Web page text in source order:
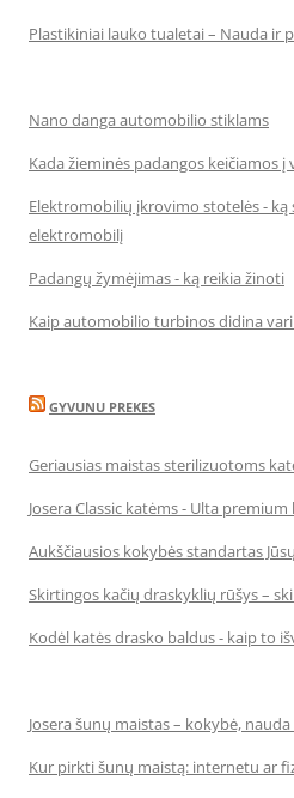
Plastikiniai lauko tualetai – Nauda ir
Nano danga automobilio stiklams
Kada žieminės padangos keičiamos į
Elektromobilių įkrovimo stotelės -
elektromobilį
Padangų žymėjimas - ką reikia žinoti
Kaip automobilio turbinos didina
GYVUNU PREKES
Geriausias maistas sterilizuotoms
Josera Classic katėms - Ulta
Aukščiausios kokybės standartas
Skirtingos kačių draskyklių rūšys –
Kodėl katės drasko baldus - kaip to
Josera šunų maistas – kokybė,
Kur pirkti šunų maistą: internetu ar